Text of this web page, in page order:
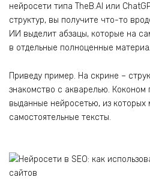
нейросети типа TheB.AI или
структур, вы получите что-то
ИИ выделит абзацы, которые на
в отдельные полноценные
Приведу пример. На скрине –
знакомство с акварелью. Коконом
выданные нейросетью, из которых
самостоятельные тексты.